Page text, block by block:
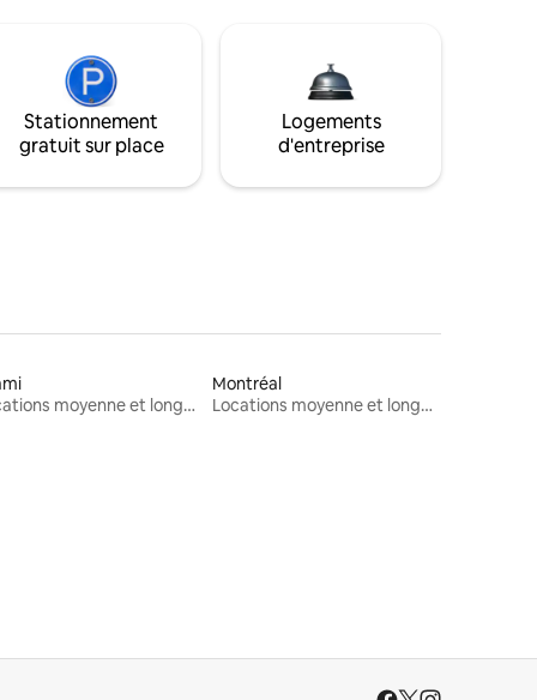
Stationnement
gratuit sur place
Logements
d'entreprise
Locations moyenne et longue durée
Montréal
Locations moyenne et longue durée